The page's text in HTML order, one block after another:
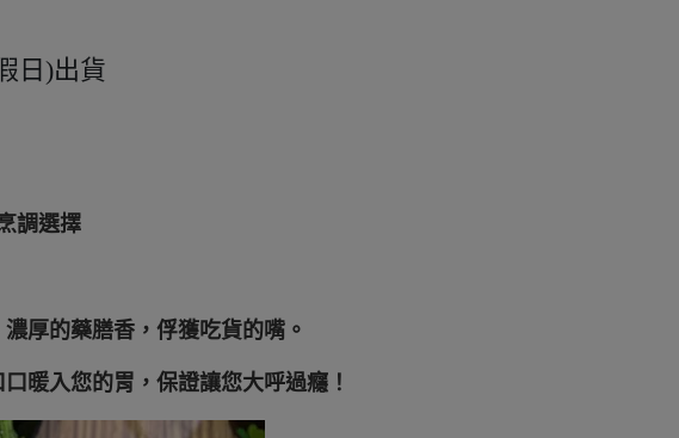
日 )出貨
調選擇
厚的藥膳香，俘獲吃貨的嘴。
暖入您的胃，保證讓您大呼過癮！